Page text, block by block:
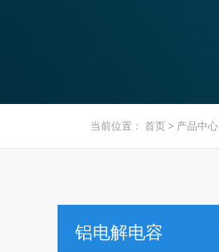
当前位置： 首页 > 产品中心
铝电解电容